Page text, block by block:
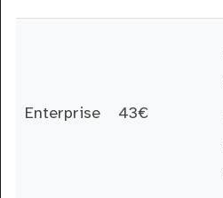
Enterprise 43€